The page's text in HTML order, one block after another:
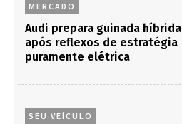
MERCADO
Audi prepara guinada híbrida
após reflexos de estratégia
puramente elétrica
SEU VEÍCULO